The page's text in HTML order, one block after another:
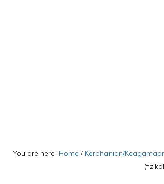
You are here: Home / Kerohanian/